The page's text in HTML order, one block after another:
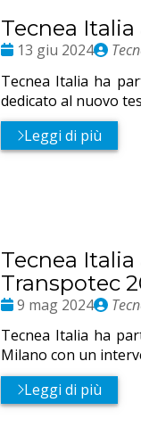
Tecnea
Date
13 giu 2024
Tecnea Italia ha
dedicato al nuovo
Leggi di più
Tecnea
Transpotec
Date
9 mag 2024
Tecnea Italia ha
Milano con un
Leggi di più